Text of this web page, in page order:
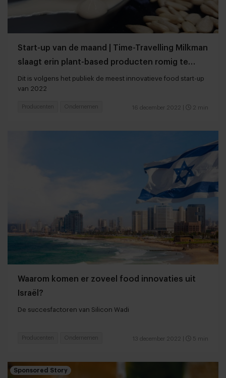
Start-up van de maand | Time-Travelling Milkman
slaagt erin plant-based producten romig te
maken
Dit is volgens het publiek de meest innovatieve food start-up
van 2022
16 december 2022 2 min
Producenten Ondernemen
Waarom komen er zoveel food innovaties uit
Israël?
De succesfactoren van Silicon Wadi
13 december 2022 5 min
Producenten Ondernemen
Sponsored Story